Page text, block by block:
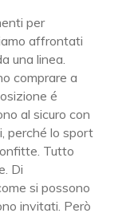
per
affrontati
una linea.
comprare a
é
al sicuro con
perché lo sport
Tutto
Di
si possono
invitati. Però